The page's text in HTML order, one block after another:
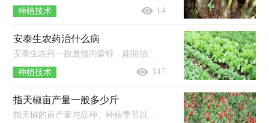
种植技术 14
安泰生农药治什么病
安泰生农药一般是指丙森锌，能防治黄瓜霜霉病、大白菜霜霉病、番茄早疫病和晚疫病、芒果炭疽病，且对白粉病、锈病和葡萄孢属病菌引起...
种植技术 347
指天椒亩产量一般多少斤